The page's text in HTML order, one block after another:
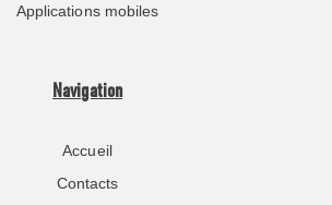
Applications mobiles
Navigation
Accueil
Contacts